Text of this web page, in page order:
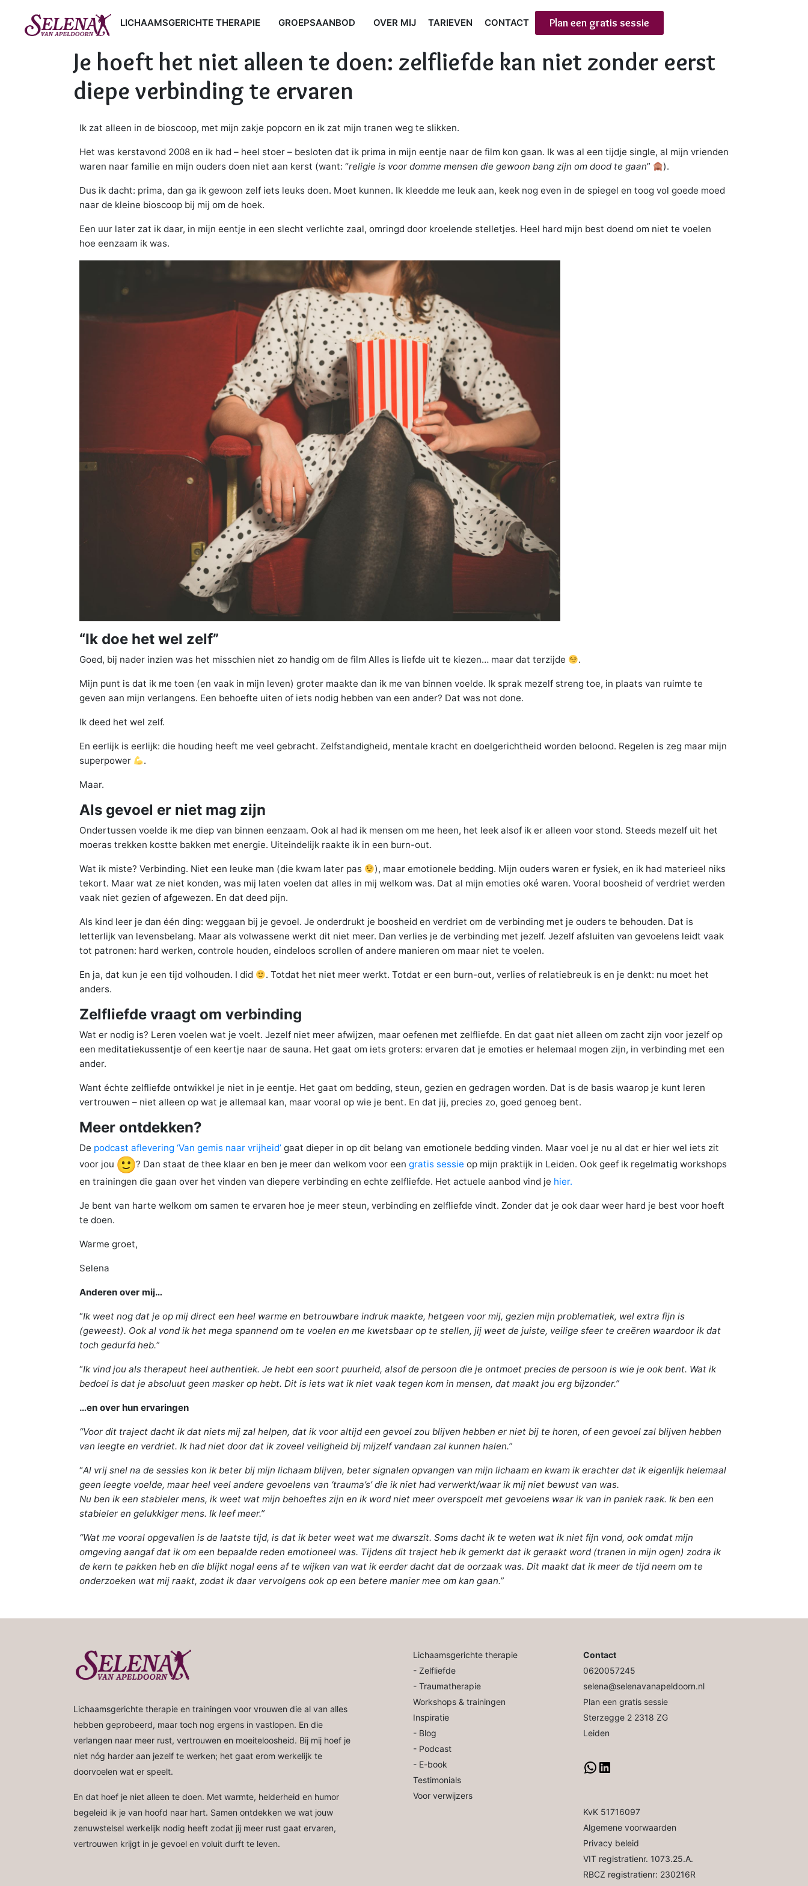
LICHAAMSGERICHTE THERAPIE GROEPSAANBOD OVER MIJ TARIEVEN CONTACT Plan een gratis sessie
Je hoeft het niet alleen te doen: zelfliefde kan niet zonder eerst
diepe verbinding te ervaren
Ik zat alleen in de bioscoop, met mijn zakje popcorn en ik zat mijn tranen weg te slikken.
Het was kerstavond 2008 en ik had – heel stoer – besloten dat ik prima in mijn eentje naar de film kon gaan. Ik was al een tijdje single, al mijn vrienden
waren naar familie en mijn ouders doen niet aan kerst (want: “religie is voor domme mensen die gewoon bang zijn om dood te gaan” ).
Dus ik dacht: prima, dan ga ik gewoon zelf iets leuks doen. Moet kunnen. Ik kleedde me leuk aan, keek nog even in de spiegel en toog vol goede moed
naar de kleine bioscoop bij mij om de hoek.
Een uur later zat ik daar, in mijn eentje in een slecht verlichte zaal, omringd door kroelende stelletjes. Heel hard mijn best doend om niet te voelen
hoe eenzaam ik was.
“Ik doe het wel zelf”
Goed, bij nader inzien was het misschien niet zo handig om de film Alles is liefde uit te kiezen… maar dat terzijde .
Mijn punt is dat ik me toen (en vaak in mijn leven) groter maakte dan ik me van binnen voelde. Ik sprak mezelf streng toe, in plaats van ruimte te
geven aan mijn verlangens. Een behoefte uiten of iets nodig hebben van een ander? Dat was not done.
Ik deed het wel zelf.
En eerlijk is eerlijk: die houding heeft me veel gebracht. Zelfstandigheid, mentale kracht en doelgerichtheid worden beloond. Regelen is zeg maar mijn
superpower
.
Maar.
Als gevoel er niet mag zijn
Ondertussen voelde ik me diep van binnen eenzaam. Ook al had ik mensen om me heen, het leek alsof ik er alleen voor stond. Steeds mezelf uit het
moeras trekken kostte bakken met energie. Uiteindelijk raakte ik in een burn-out.
Wat ik miste? Verbinding. Niet een leuke man (die kwam later pas
), maar emotionele bedding. Mijn ouders waren er fysiek, en ik had materieel niks
tekort. Maar wat ze niet konden, was mij laten voelen dat alles in mij welkom was. Dat al mijn emoties oké waren. Vooral boosheid of verdriet werden
vaak niet gezien of afgewezen. En dat deed pijn.
Als kind leer je dan één ding: weggaan bij je gevoel. Je onderdrukt je boosheid en verdriet om de verbinding met je ouders te behouden. Dat is
letterlijk van levensbelang. Maar als volwassene werkt dit niet meer. Dan verlies je de verbinding met jezelf. Jezelf afsluiten van gevoelens leidt vaak
tot patronen: hard werken, controle houden, eindeloos scrollen of andere manieren om maar niet te voelen.
En ja, dat kun je een tijd volhouden. I did
. Totdat het niet meer werkt. Totdat er een burn-out, verlies of relatiebreuk is en je denkt: nu moet het
anders.
Zelfliefde vraagt om verbinding
Wat er nodig is? Leren voelen wat je voelt. Jezelf niet meer afwijzen, maar oefenen met zelfliefde. En dat gaat niet alleen om zacht zijn voor jezelf op
een meditatiekussentje of een keertje naar de sauna. Het gaat om iets groters: ervaren dat je emoties er helemaal mogen zijn, in verbinding met een
ander.
Want échte zelfliefde ontwikkel je niet in je eentje. Het gaat om bedding, steun, gezien en gedragen worden. Dat is de basis waarop je kunt leren
vertrouwen – niet alleen op wat je allemaal kan, maar vooral op wie je bent. En dat jij, precies zo, goed genoeg bent.
Meer ontdekken?
De podcast aflevering ‘Van gemis naar vrijheid’ gaat dieper in op dit belang van emotionele bedding vinden. Maar voel je nu al dat er hier wel iets zit
voor jou
? Dan staat de thee klaar en ben je meer dan welkom voor een gratis sessie op mijn praktijk in Leiden. Ook geef ik regelmatig workshops
en trainingen die gaan over het vinden van diepere verbinding en echte zelfliefde. Het actuele aanbod vind je hier.
Je bent van harte welkom om samen te ervaren hoe je meer steun, verbinding en zelfliefde vindt. Zonder dat je ook daar weer hard je best voor hoeft
te doen.
Warme groet,
Selena
Anderen over mij…
“Ik weet nog dat je op mij direct een heel warme en betrouwbare indruk maakte, hetgeen voor mij, gezien mijn problematiek, wel extra fijn is
(geweest). Ook al vond ik het mega spannend om te voelen en me kwetsbaar op te stellen, jij weet de juiste, veilige sfeer te creëren waardoor ik dat
toch gedurfd heb.”
“Ik vind jou als therapeut heel authentiek. Je hebt een soort puurheid, alsof de persoon die je ontmoet precies de persoon is wie je ook bent. Wat ik
bedoel is dat je absoluut geen masker op hebt. Dit is iets wat ik niet vaak tegen kom in mensen, dat maakt jou erg bijzonder.”
…en over hun ervaringen
“Voor dit traject dacht ik dat niets mij zal helpen, dat ik voor altijd een gevoel zou blijven hebben er niet bij te horen, of een gevoel zal blijven hebben
van leegte en verdriet. Ik had niet door dat ik zoveel veiligheid bij mijzelf vandaan zal kunnen halen.”
“Al vrij snel na de sessies kon ik beter bij mijn lichaam blijven, beter signalen opvangen van mijn lichaam en kwam ik erachter dat ik eigenlijk helemaal
geen leegte voelde, maar heel veel andere gevoelens van ‘trauma’s’ die ik niet had verwerkt/waar ik mij niet bewust van was.
Nu ben ik een stabieler mens, ik weet wat mijn behoeftes zijn en ik word niet meer overspoelt met gevoelens waar ik van in paniek raak. Ik ben een
stabieler en gelukkiger mens. Ik leef meer.”
“Wat me vooral opgevallen is de laatste tijd, is dat ik beter weet wat me dwarszit. Soms dacht ik te weten wat ik niet fijn vond, ook omdat mijn
omgeving aangaf dat ik om een bepaalde reden emotioneel was. Tijdens dit traject heb ik gemerkt dat ik geraakt word (tranen in mijn ogen) zodra ik
de kern te pakken heb en die blijkt nogal eens af te wijken van wat ik eerder dacht dat de oorzaak was. Dit maakt dat ik meer de tijd neem om te
onderzoeken wat mij raakt, zodat ik daar vervolgens ook op een betere manier mee om kan gaan.”
Lichaamsgerichte therapie en trainingen voor vrouwen die al van alles
hebben geprobeerd, maar toch nog ergens in vastlopen. En die
verlangen naar meer rust, vertrouwen en moeiteloosheid. Bij mij hoef je
niet nóg harder aan jezelf te werken; het gaat erom werkelijk te
doorvoelen wat er speelt.
En dat hoef je niet alleen te doen. Met warmte, helderheid en humor
begeleid ik je van hoofd naar hart. Samen ontdekken we wat jouw
zenuwstelsel werkelijk nodig heeft zodat jij meer rust gaat ervaren,
vertrouwen krijgt in je gevoel en voluit durft te leven.
Lichaamsgerichte therapie
- Zelfliefde
- Traumatherapie
Workshops & trainingen
Inspiratie
- Blog
- Podcast
- E-book
Testimonials
Voor verwijzers
Contact
0620057245
selena@selenavanapeldoorn.nl
Plan een gratis sessie
Sterzegge 2 2318 ZG
Leiden
KvK 51716097
Algemene voorwaarden
Privacy beleid
VIT registratienr. 1073.25.A.
RBCZ registratienr: 230216R